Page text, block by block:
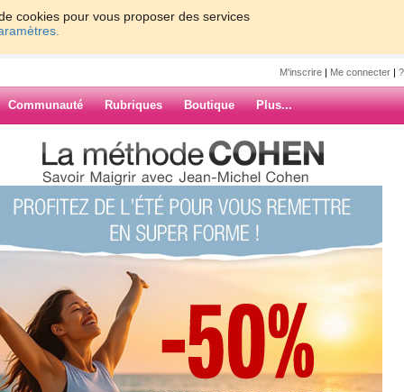
cookies pour vous proposer des services
M'inscrire | Me connecter |
Communauté Rubriques Boutique Plus...
de jeun accompli
me passent par la tête mais plus
repas sont terribles car je les
bouche pour ne pas accentuer ARCHIVES